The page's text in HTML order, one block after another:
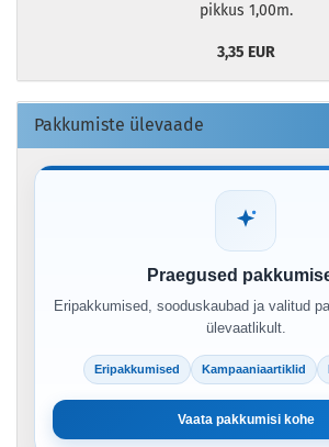
pikkus 1,00m.
3,35 EUR
Pakkumiste ülevaade
Praegused
Eripakkumised, sooduskaubad ja valitud
ülevaatlikult.
Eripakkumised Kampaaniaartiklid
Vaata pakkumisi kohe